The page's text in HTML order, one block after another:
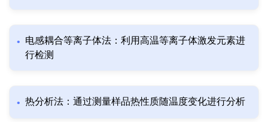
电感耦合等离子体法：利用高温等离子体激发元素进
行检测
热分析法：通过测量样品热性质随温度变化进行分析